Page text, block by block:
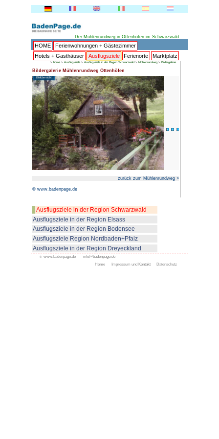
Der
HOME
Ferienwohnungen +
Hotels + Gasthäuser
> home>Ausflugsziele> Ausflugsziele in
Bildergalerie Mühlenrundweg
Bildübersicht